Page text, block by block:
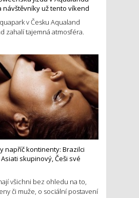
návštěvníky už tento víkend
v Česku Aqualand
zahalí tajemná atmosféra.
napříč kontinenty: Brazilci
skupinový, Češi své
všichni bez ohledu na to,
či muže, o sociální postavení